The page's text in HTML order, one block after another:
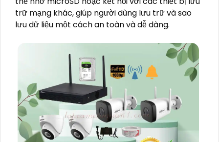
trữ mạng khác, giúp người dùng lưu trữ và sao
lưu dữ liệu một cách an toàn và dễ dàng.